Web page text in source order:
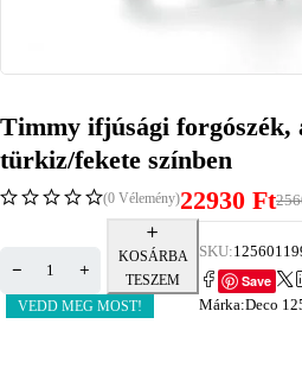
Timmy ifjúsági forgószék,
türkiz/fekete színben
(0 Vélemény)22930 Ft
KOSÁRBA
TESZEM
VEDD MEG MOST!
SKU:
Save
Márka:Deco